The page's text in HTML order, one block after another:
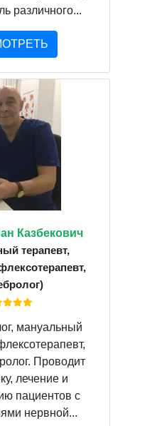
различного...
Казбекович
терапевт,
мануальный
Проводит
лечение и
пациентов с
нервной...